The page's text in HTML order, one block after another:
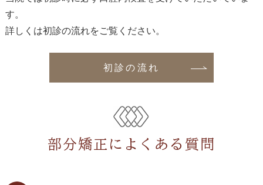
す。
詳しくは初診の流れをご覧ください。
初診の流れ
部分矯正によくある質問